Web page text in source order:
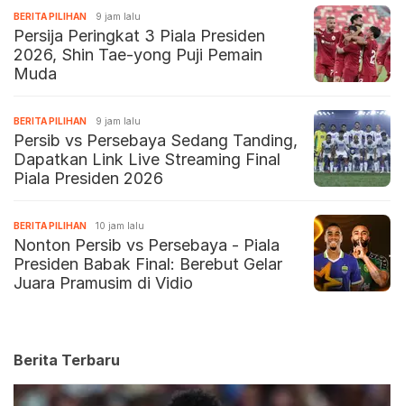
BERITA PILIHAN 9 jam lalu
Persija Peringkat 3 Piala Presiden
2026, Shin Tae-yong Puji Pemain
Muda
BERITA PILIHAN 9 jam lalu
Persib vs Persebaya Sedang Tanding,
Dapatkan Link Live Streaming Final
Piala Presiden 2026
BERITA PILIHAN 10 jam lalu
Nonton Persib vs Persebaya - Piala
Presiden Babak Final: Berebut Gelar
Juara Pramusim di Vidio
Berita Terbaru